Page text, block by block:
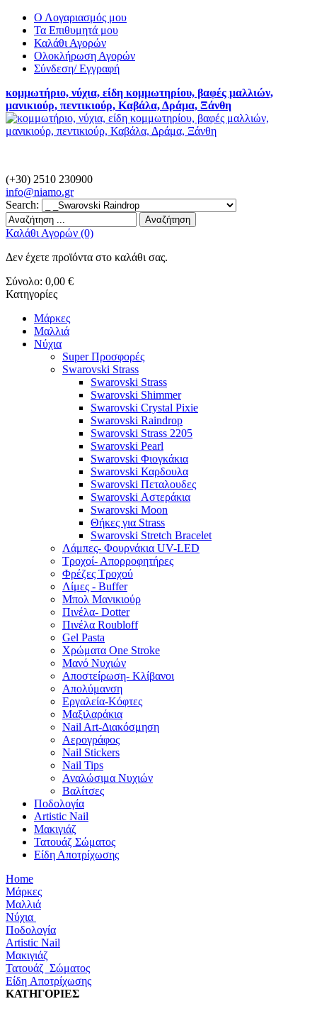
Ο Λογαριασμός μου
Τα Επιθυμητά μου
Καλάθι Αγορών
Ολοκλήρωση Αγορών
Σύνδεση/ Εγγραφή
κομμωτήριο, νύχια, είδη κομμωτηρίου, βαφές μαλλιών,
μανικιούρ, πεντικιούρ, Καβάλα, Δράμα, Ξάνθη
(+30) 2510 230900
info@niamo.gr
Search:
Αναζήτηση
Καλάθι Αγορών (0)
Δεν έχετε προϊόντα στο καλάθι σας.
Σύνολο: 0,00 €
Κατηγορίες
Μάρκες
Μαλλιά
Νύχια
Super Προσφορές
Swarovski Strass
Swarovski Strass
Swarovski Shimmer
Swarovski Crystal Pixie
Swarovski Raindrop
Swarovski Strass 2205
Swarovski Pearl
Swarovski Φιογκάκια
Swarovski Καρδουλα
Swarovski Πεταλουδες
Swarovski Αστεράκια
Swarovski Moon
Θήκες για Strass
Swarovski Stretch Bracelet
Λάμπες- Φουρνάκια UV-LED
Τροχοί- Απορροφητήρες
Φρέζες Τροχού
Λίμες - Buffer
Μπολ Μανικιούρ
Πινέλα- Dotter
Πινέλα Roubloff
Gel Pasta
Χρώματα One Stroke
Mανό Nυχιών
Αποστείρωση- Κλίβανοι
Απολύμανση
Εργαλεία-Κόφτες
Μαξιλαράκια
Nail Art-Διακόσμηση
Αερογράφος
Nail Stickers
Nail Tips
Αναλώσιμα Νυχιών
Βαλίτσες
Ποδολογία
Artistic Nail
Μακιγιάζ
Τατουάζ Σώματος
Είδη Αποτρίχωσης
Home
Μάρκες
Μαλλιά
Νύχια
Ποδολογία
Artistic Nail
Μακιγιάζ
Τατουάζ Σώματος
Είδη Αποτρίχωσης
ΚΑΤΗΓΟΡΙΕΣ